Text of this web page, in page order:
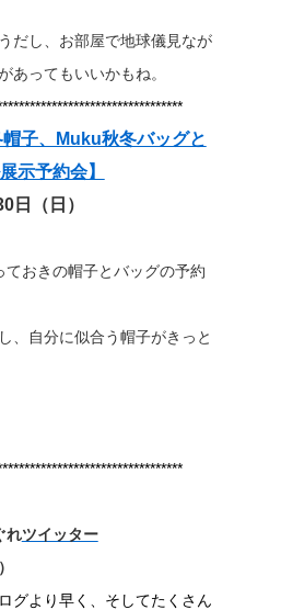
だし、お部屋で地球儀見なが
あってもいいかもね。
子、Muku秋冬バッグと
示予約会】
日（日）
おきの帽子とバッグの予約
、自分に似合う帽子がきっと
れツイッター
グより早く、そしてたくさん